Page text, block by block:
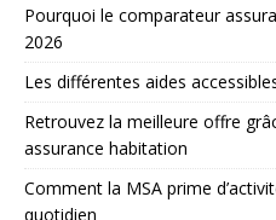
Pourquoi le comparateur
2026
Les différentes aides
Retrouvez la meilleure offre
assurance habitation
Comment la MSA prime
quotidien